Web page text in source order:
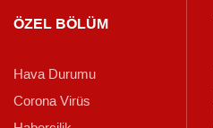
ÖZEL BÖLÜM
Hava Durumu
Corona Virüs